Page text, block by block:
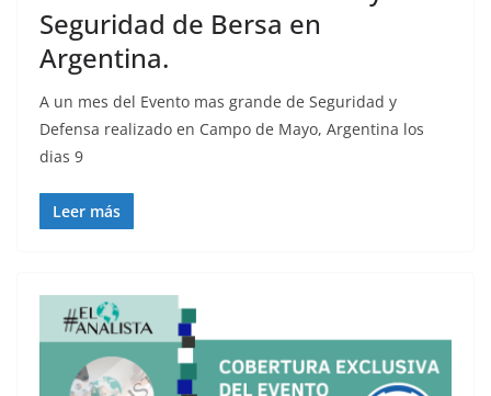
Seguridad de Bersa en
Argentina.
A un mes del Evento mas grande de Seguridad y
Defensa realizado en Campo de Mayo, Argentina los
dias 9
Leer más